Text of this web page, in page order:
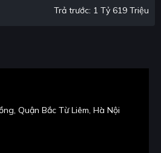
Trả trước: 1 Tỷ 619 Triệu
Quận Bắc Từ Liêm, Hà Nội